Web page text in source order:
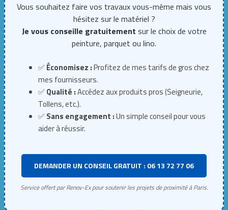
Vous souhaitez faire vos travaux vous-même mais vous
hésitez sur le matériel ?
Je vous conseille gratuitement sur le choix de votre
peinture, parquet ou lino.
✅Économisez :Profitez de mes tarifs de gros chez
mes fournisseurs.
✅Qualité :Accédez aux produits pros (Seigneurie,
Tollens, etc.).
✅Sans engagement :Un simple conseil pour vous
aider à réussir.
DEMANDER UN CONSEIL GRATUIT : 06 13 72 77 06
Service offert par Renov-Ex pour soutenir les projets de proximité à Paris.